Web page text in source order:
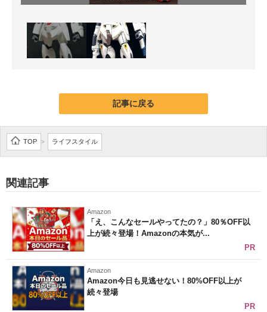
記事に戻る
TOP > ライフスタイル
関連記事
Amazon
「え、こんなセールやってたの？」80％OFF以
上が続々登場！Amazonの本気が...
PR
Amazon
Amazon今日も見逃せない！80%OFF以上が
続々登場
PR